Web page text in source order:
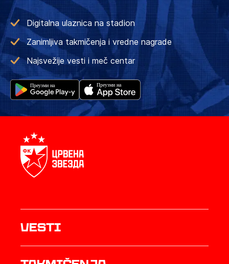
Digitalna ulaznica na stadion
Zanimljiva takmičenja i vredne nagrade
Najsvežije vesti i meč centar
Vesti